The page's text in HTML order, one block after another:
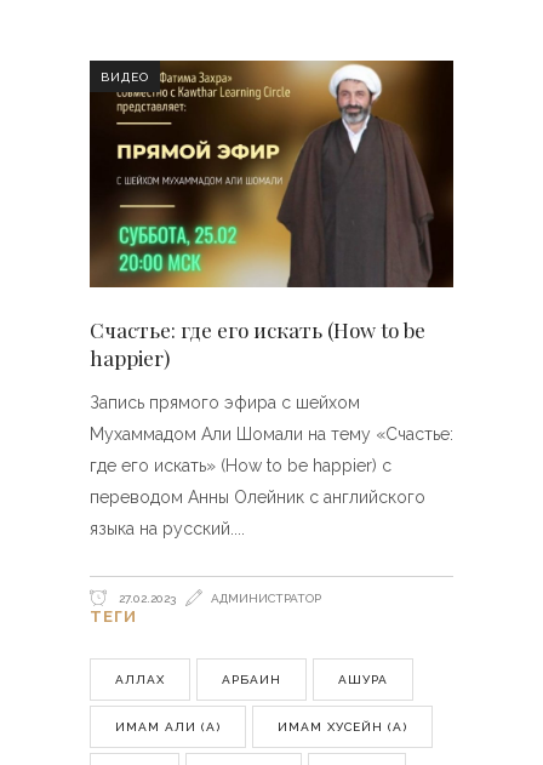
ВИДЕО
Счастье: где его искать (How to be
happier)
Запись прямого эфира с шейхом
Мухаммадом Али Шомали на тему «Счастье:
где его искать» (How to be happier) с
переводом Анны Олейник с английского
языка на русский.
27.02.2023 АДМИНИСТРАТОР
ТЕГИ
АЛЛАХ АРБАИН АШУРА
ИМАМ АЛИ (А) ИМАМ ХУСЕЙН (А)